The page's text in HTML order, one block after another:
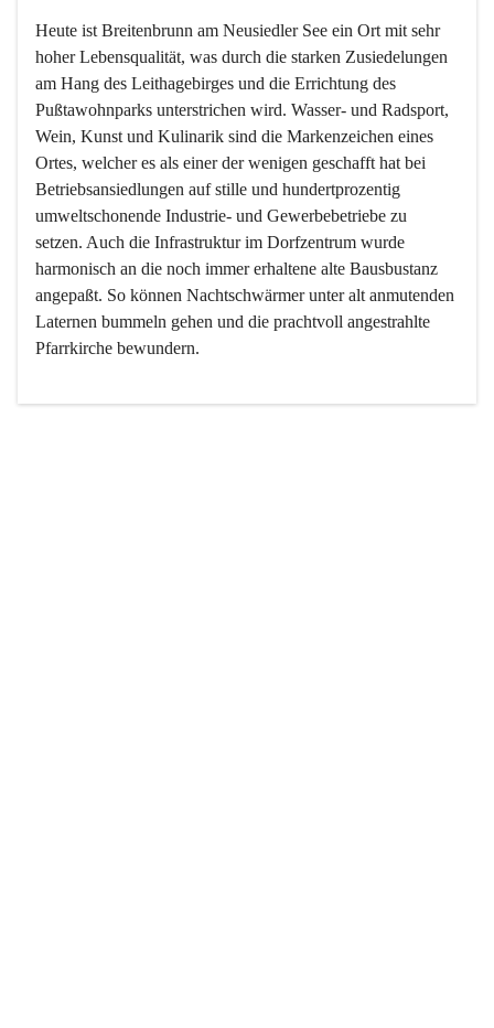
Heute ist Breitenbrunn am Neusiedler See ein Ort mit sehr
hoher Lebensqualität, was durch die starken Zusiedelungen
am Hang des Leithagebirges und die Errichtung des
Pußtawohnparks unterstrichen wird. Wasser- und Radsport,
Wein, Kunst und Kulinarik sind die Markenzeichen eines
Ortes, welcher es als einer der wenigen geschafft hat bei
Betriebsansiedlungen auf stille und hundertprozentig
umweltschonende Industrie- und Gewerbebetriebe zu
setzen. Auch die Infrastruktur im Dorfzentrum wurde
harmonisch an die noch immer erhaltene alte Bausbustanz
angepaßt. So können Nachtschwärmer unter alt anmutenden
Laternen bummeln gehen und die prachtvoll angestrahlte
Pfarrkirche bewundern.
Der Weinbau dominert heute nicht mehr, ist aber integrativer